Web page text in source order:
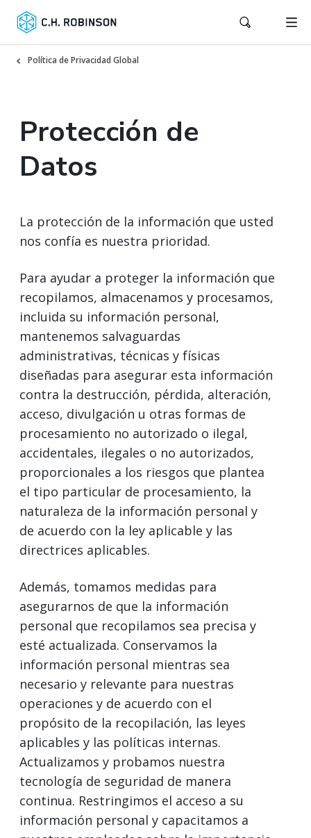
Política de Privacidad Global
Protección de
Datos
La protección de la información que usted
nos confía es nuestra prioridad.
Para ayudar a proteger la información que
recopilamos, almacenamos y procesamos,
incluida su información personal,
mantenemos salvaguardas
administrativas, técnicas y físicas
diseñadas para asegurar esta información
contra la destrucción, pérdida, alteración,
acceso, divulgación u otras formas de
procesamiento no autorizado o ilegal,
accidentales, ilegales o no autorizados,
proporcionales a los riesgos que plantea
el tipo particular de procesamiento, la
naturaleza de la información personal y
de acuerdo con la ley aplicable y las
directrices aplicables.
Además, tomamos medidas para
asegurarnos de que la información
personal que recopilamos sea precisa y
esté actualizada. Conservamos la
información personal mientras sea
necesario y relevante para nuestras
operaciones y de acuerdo con el
propósito de la recopilación, las leyes
aplicables y las políticas internas.
Actualizamos y probamos nuestra
tecnología de seguridad de manera
continua. Restringimos el acceso a su
información personal y capacitamos a